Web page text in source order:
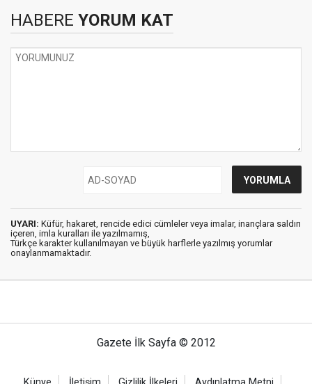
HABERE YORUM KAT
UYARI: Küfür, hakaret, rencide edici cümleler veya imalar, inançlara saldırı
içeren, imla kuralları ile yazılmamış,
Türkçe karakter kullanılmayan ve büyük harflerle yazılmış yorumlar
onaylanmamaktadır.
Gazete İlk Sayfa © 2012